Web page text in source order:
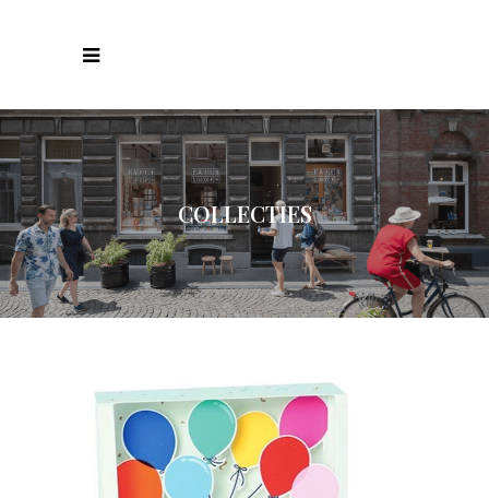
COLLECTIES